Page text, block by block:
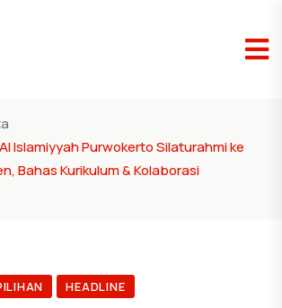
Islamiyyah Purwokerto Silaturahmi ke
Bahas Kurikulum & Kolaborasi
HEADLINE